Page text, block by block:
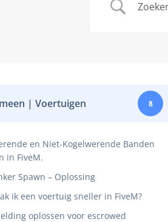
| Voertuigen 8
en Niet-Kogelwerende Banden
in FiveM.
Spawn – Oplossing
ik een voertuig sneller in FiveM?
oplossen voor escrowed